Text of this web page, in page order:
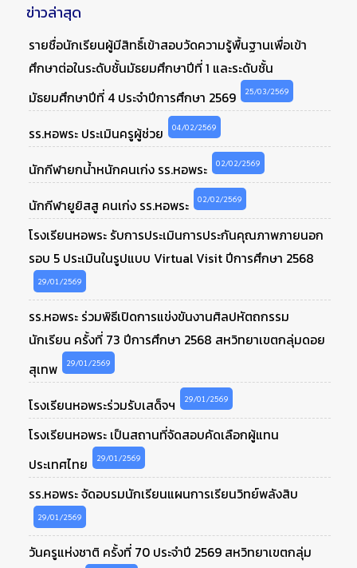
ข่าวล่าสุด
รายชื่อนักเรียนผู้มีสิทธิ์เข้าสอบวัดความรู้พื้นฐานเพื่อเข้า
ศึกษาต่อในระดับชั้นมัธยมศึกษาปีที่ 1 และระดับชั้น
มัธยมศึกษาปีที่ 4 ประจำปีการศึกษา 2569
25/03/2569
รร.หอพระ ประเมินครูผู้ช่วย 04/02/2569
นักกีฬายกน้ำหนักคนเก่ง รร.หอพระ 02/02/2569
นักกีฬายูยิสสู คนเก่ง รร.หอพระ 02/02/2569
โรงเรียนหอพระ รับการประเมินการประกันคุณภาพภายนอก
รอบ 5 ประเมินในรูปแบบ Virtual Visit ปีการศึกษา 2568
29/01/2569
รร.หอพระ ร่วมพิธีเปิดการแข่งขันงานศิลปหัตถกรรม
นักเรียน ครั้งที่ 73 ปีการศึกษา 2568 สหวิทยาเขตกลุ่มดอย
สุเทพ
29/01/2569
โรงเรียนหอพระร่วมรับเสด็จฯ 29/01/2569
โรงเรียนหอพระ เป็นสถานที่จัดสอบคัดเลือกผู้แทน
ประเทศไทย
29/01/2569
รร.หอพระ จัดอบรมนักเรียนแผนการเรียนวิทย์พลังสิบ
29/01/2569
วันครูแห่งชาติ ครั้งที่ 70 ประจำปี 2569 สหวิทยาเขตกลุ่ม